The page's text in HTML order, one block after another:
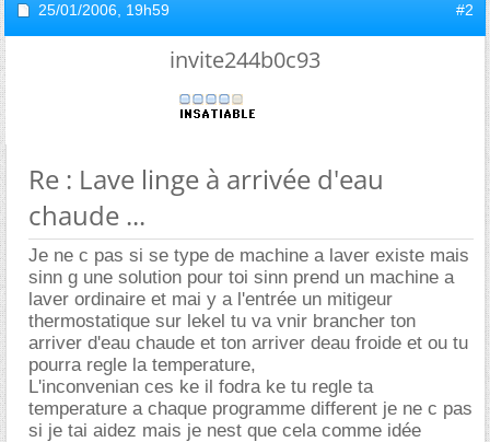
25/01/2006, 19h59 #2
invite244b0c93
Re : Lave linge à arrivée d'eau
chaude ...
Je ne c pas si se type de machine a laver existe mais
sinn g une solution pour toi sinn prend un machine a
laver ordinaire et mai y a l'entrée un mitigeur
thermostatique sur lekel tu va vnir brancher ton
arriver d'eau chaude et ton arriver deau froide et ou tu
pourra regle la temperature,
L'inconvenian ces ke il fodra ke tu regle ta
temperature a chaque programme different je ne c pas
si je tai aidez mais je nest que cela comme idée